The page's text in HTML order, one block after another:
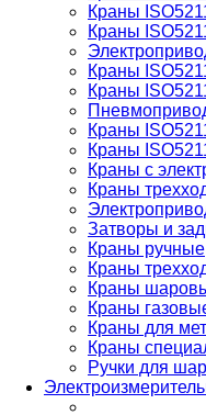
Краны
Краны
Краны
Краны
Краны
Краны
Краны с
Краны
Затворы и
Краны ручные
Краны
Краны
Краны
Краны для
Краны
Ручки для